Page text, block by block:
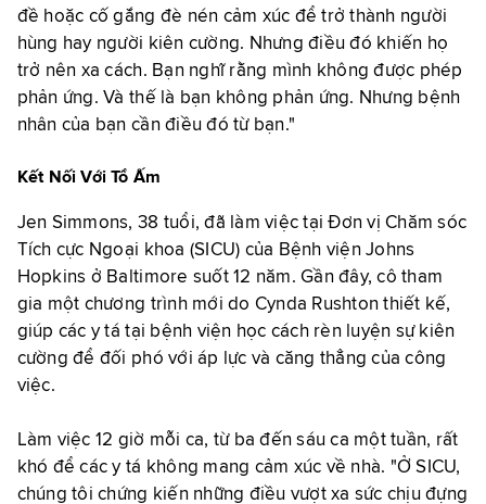
đề hoặc cố gắng đè nén cảm xúc để trở thành người
hùng hay người kiên cường. Nhưng điều đó khiến họ
trở nên xa cách. Bạn nghĩ rằng mình không được phép
phản ứng. Và thế là bạn không phản ứng. Nhưng bệnh
nhân của bạn cần điều đó từ bạn."
Kết Nối Với Tổ Ấm
Jen Simmons, 38 tuổi, đã làm việc tại Đơn vị Chăm sóc
Tích cực Ngoại khoa (SICU) của Bệnh viện Johns
Hopkins ở Baltimore suốt 12 năm. Gần đây, cô tham
gia một chương trình mới do Cynda Rushton thiết kế,
giúp các y tá tại bệnh viện học cách rèn luyện sự kiên
cường để đối phó với áp lực và căng thẳng của công
việc.
Làm việc 12 giờ mỗi ca, từ ba đến sáu ca một tuần, rất
khó để các y tá không mang cảm xúc về nhà. "Ở SICU,
chúng tôi chứng kiến những điều vượt xa sức chịu đựng